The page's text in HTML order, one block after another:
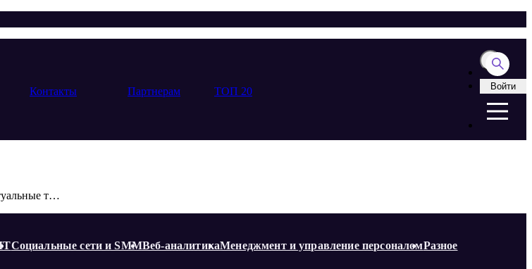
Контакты Партнерам ТОП 20 Войти
Использование облачных сервисов для бизнеса в 2025 году: особенности и актуальные тренды
Социальные сети и SMMВеб-аналитикаМенеджмент и управление персоналомРазное